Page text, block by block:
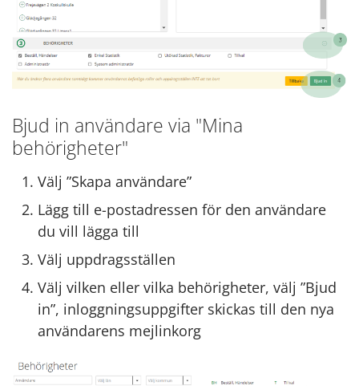
Bjud in användare via "Mina
behörigheter"
Välj ”Skapa användare”
Lägg till e-postadressen för den användare
du vill lägga till
Välj uppdragsställen
Välj vilken eller vilka behörigheter, välj ”Bjud
in”, inloggningsuppgifter skickas till den nya
användarens mejlinkorg